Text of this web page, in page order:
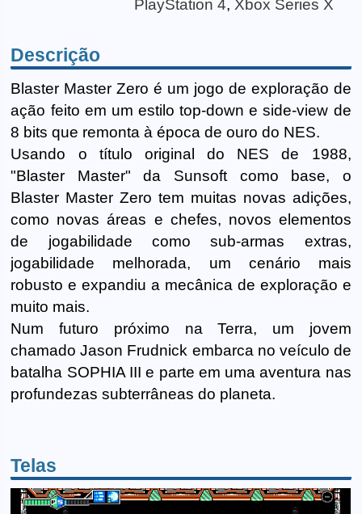
PlayStation 4, Xbox Series X
Descrição
Blaster Master Zero é um jogo de exploração de
ação feito em um estilo top-down e side-view de
8 bits que remonta à época de ouro do NES.
Usando o título original do NES de 1988,
"Blaster Master" da Sunsoft como base, o
Blaster Master Zero tem muitas novas adições,
como novas áreas e chefes, novos elementos
de jogabilidade como sub-armas extras,
jogabilidade melhorada, um cenário mais
robusto e expandiu a mecânica de exploração e
muito mais.
Num futuro próximo na Terra, um jovem
chamado Jason Frudnick embarca no veículo de
batalha SOPHIA III e parte em uma aventura nas
profundezas subterrâneas do planeta.
Telas